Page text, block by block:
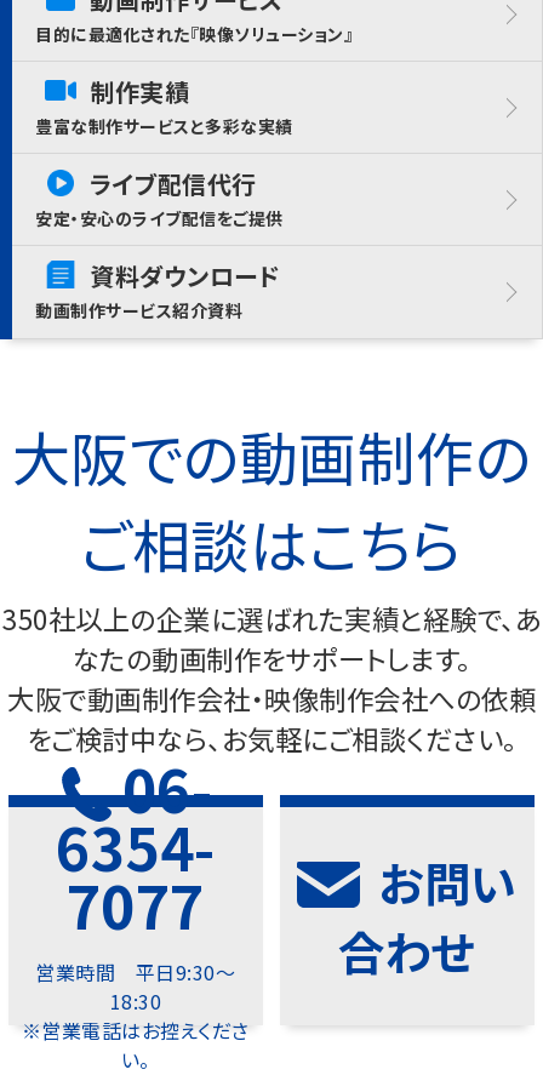
目的に最適化された『映像ソリューション』
制作実績
豊富な制作サービスと多彩な実績
ライブ配信代行
安定・安心のライブ配信をご提供
資料ダウンロード
動画制作サービス紹介資料
大阪での動画制作の
ご相談はこちら
350社以上の企業に選ばれた実績と経験で、あ
なたの動画制作をサポートします。
大阪で動画制作会社・映像制作会社への依頼
をご検討中なら、お気軽にご相談ください。
06-
6354-
7077
営業時間 平日9:30～
18:30
※営業電話はお控えくださ
い。
お問い
合わせ